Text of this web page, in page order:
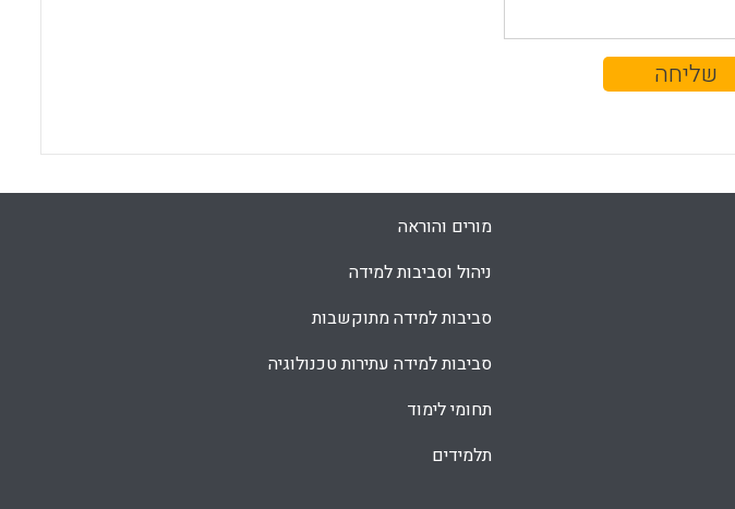
מורים והוראה
ניהול וסביבות למידה
סביבות למידה מתוקשבות
סביבות למידה עתירות טכנולוגיה
תחומי לימוד
תלמידים